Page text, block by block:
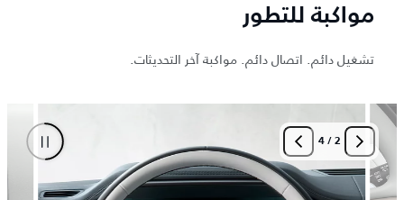
مواكبة للتطور
تشغيل دائم. اتصال دائم. مواكبة آخر التحديثات.
2
/
4